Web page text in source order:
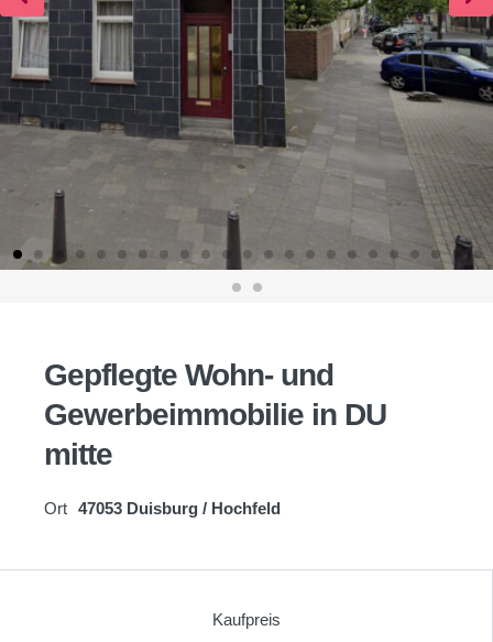
Gepflegte Wohn- und
Gewerbeimmobilie in DU
mitte
Ort 47053 Duisburg / Hochfeld
Kaufpreis